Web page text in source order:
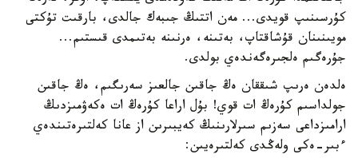
كۇرسىنىپ قويدى... مەن اتتىڭ جىبەك جالدى، بارقىت تۇكتى
مويىنىنان قۇشاقتاپ، بەتىنە، ەرنىنە بەتىمدى قىستىم...
جۇرەگىم ەلجىرەگەندەي بولدى.
ەلدەن ەرىپ شىققان ەڭ جاقىن جالعىز سەرىگىم، ەڭ جاقىن
جولداسىم كۇرەڭ ات قوي! بۇل اراعا كۇرەڭ ات ەكەۋمىزدىڭ
ارامىزداعى سەزىم سىرلارىنىڭ كەيبىرىن از عانا كەلتىرەتىندەي
ءبىر-ەكى ولەڭدى كەلتىرەيىن: